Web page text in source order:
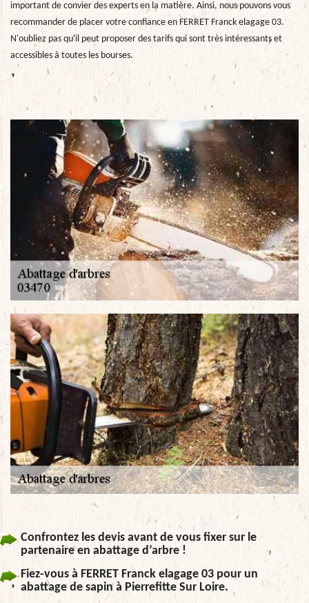
important de convier des experts en la matière. Ainsi, nous pouvons vous
recommander de placer votre confiance en FERRET Franck elagage 03.
N'oubliez pas qu'il peut proposer des tarifs qui sont très intéressants et
accessibles à toutes les bourses.
Confrontez les devis avant de vous fixer sur le
partenaire en abattage d’arbre !
Fiez-vous à FERRET Franck elagage 03 pour un
abattage de sapin à Pierrefitte Sur Loire.